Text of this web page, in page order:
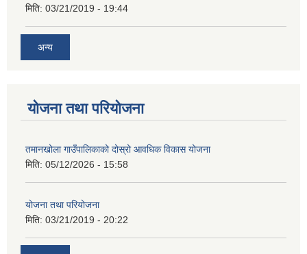
मिति: 03/21/2019 - 19:44
अन्य
योजना तथा परियोजना
तमानखोला गाउँपालिकाको दोस्रो आवधिक विकास योजना
मिति: 05/12/2026 - 15:58
योजना तथा परियोजना
मिति: 03/21/2019 - 20:22